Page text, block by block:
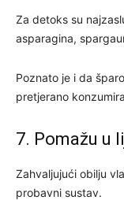
Za detoks su
asparagina,
Poznato je i da
pretjerano
7. Pomažu u
Zahvaljujući obilju
probavni sustav.